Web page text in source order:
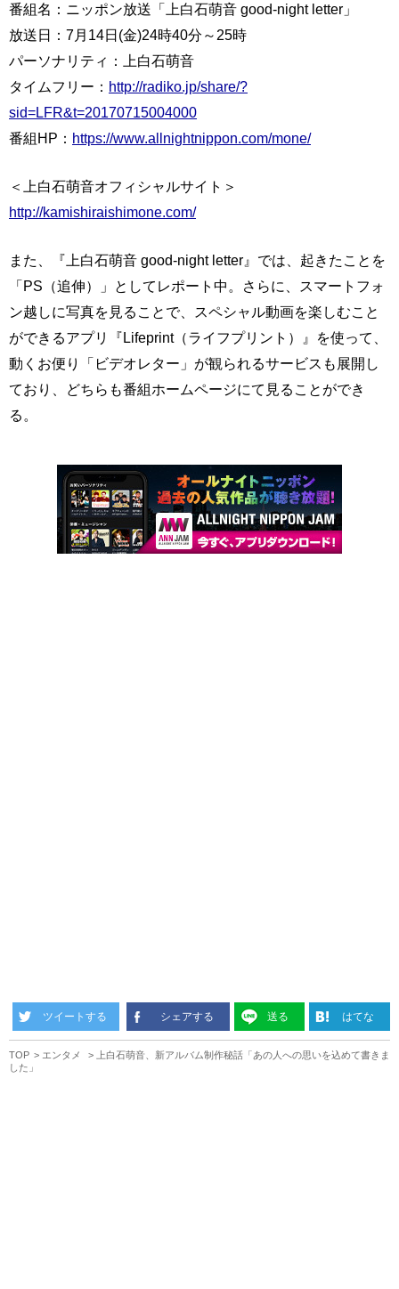
番組名：ニッポン放送「上白石萌音 good‐night letter」
放送日：7月14日(金)24時40分～25時
パーソナリティ：上白石萌音
タイムフリー： http://radiko.jp/share/?
sid=LFR&t=20170715004000
番組HP： https://www.allnightnippon.com/mone/
＜上白石萌音オフィシャルサイト＞
http://kamishiraishimone.com/
また、『上白石萌音 good‐night letter』では、起きたことを
「PS（追伸）」としてレポート中。さらに、スマートフォ
ン越しに写真を見ることで、スペシャル動画を楽しむこと
ができるアプリ『Lifeprint（ライフプリント）』を使って、
動くお便り「ビデオレター」が観られるサービスも展開し
ており、どちらも番組ホームページにて見ることができ
る。
ツイートする シェアする 送る はてな
TOP エンタメ
上白石萌音、新アルバム制作秘話「あの人への思いを込めて書きま
した」